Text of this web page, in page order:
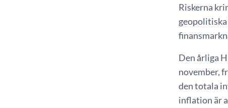
Riskerna
Den årliga
november,
den totala
inflation är